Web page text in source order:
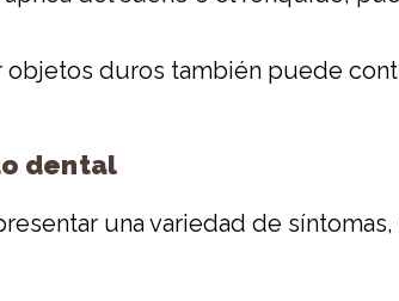
duros también puede
dental
una variedad de síntomas,